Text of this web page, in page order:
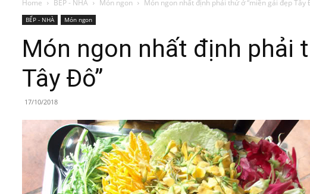
Home BẾP - NHÀ Món ngon Món ngon nhất định phải thử ở “miền gái đẹp Tây
BẾP - NHÀ Món ngon
Món ngon nhất định phải
Tây Đô”
17/10/2018